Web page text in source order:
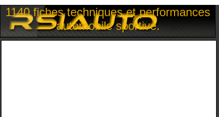
1140 fiches techniques et performances
automobile sportive.